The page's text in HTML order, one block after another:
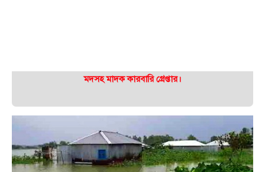
মদসহ মাদক কারবারি গ্রেপ্তার।